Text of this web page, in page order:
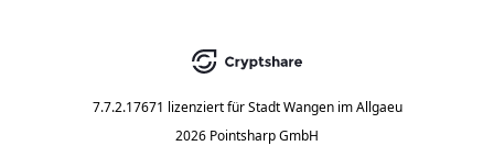
7.7.2.17671 lizenziert für Stadt Wangen im Allgaeu
2026 Pointsharp GmbH